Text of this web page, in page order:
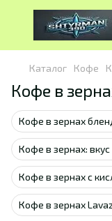
Каталог Кофе
Кофе в
Кофе в зернах
Кофе в зернах: вкус
Кофе в зернах с
Кофе в зернах